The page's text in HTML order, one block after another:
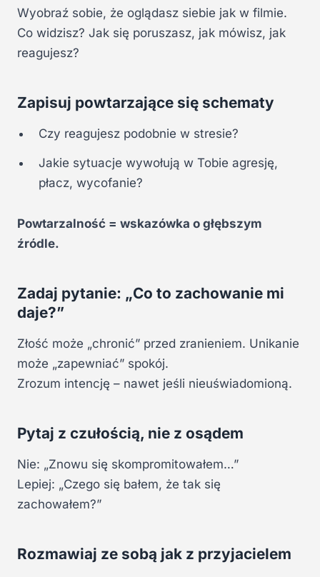
Wyobraź sobie, że oglądasz siebie jak w filmie.
Co widzisz? Jak się poruszasz, jak mówisz, jak
reagujesz?
Zapisuj powtarzające się schematy
Czy reagujesz podobnie w stresie?
Jakie sytuacje wywołują w Tobie agresję,
płacz, wycofanie?
Powtarzalność = wskazówka o głębszym
źródle.
Zadaj pytanie: „Co to zachowanie mi
daje?”
Złość może „chronić” przed zranieniem. Unikanie
może „zapewniać” spokój.
Zrozum intencję – nawet jeśli nieuświadomioną.
Pytaj z czułością, nie z osądem
Nie: „Znowu się skompromitowałem…”
Lepiej: „Czego się bałem, że tak się
zachowałem?”
Rozmawiaj ze sobą jak z przyjacielem